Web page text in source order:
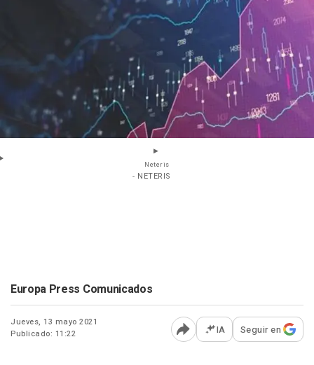
Neteris
- NETERIS
Europa Press Comunicados
Jueves, 13 mayo 2021
Publicado: 11:22
Abrir opciones para
IA Seguir en